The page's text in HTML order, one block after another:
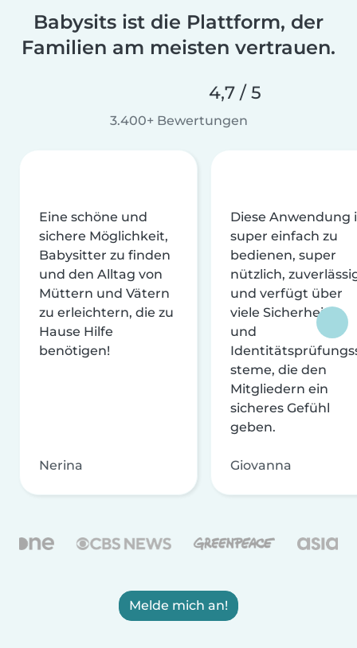
Babysits ist die Plattform, der
Familien am meisten vertrauen.
4,7 / 5
3.400+ Bewertungen
Eine schöne und
sichere Möglichkeit,
Babysitter zu finden
und den Alltag von
Müttern und Vätern
zu erleichtern, die zu
Hause Hilfe
benötigen!
Nerina
Diese Anwendung
super einfach zu
bedienen, super
nützlich,
und verfügt über
viele Sicherheits-
und
steme, die den
Mitgliedern ein
sicheres Gefühl
geben.
Giovanna
Melde mich an!